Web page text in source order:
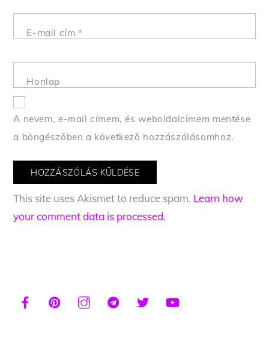
E-mail cím*
Honlap
A nevem, e-mail címem, és weboldalcímem mentése
a böngészőben a következő hozzászólásomhoz.
This site uses Akismet to reduce spam. Learn how
your comment data is processed.